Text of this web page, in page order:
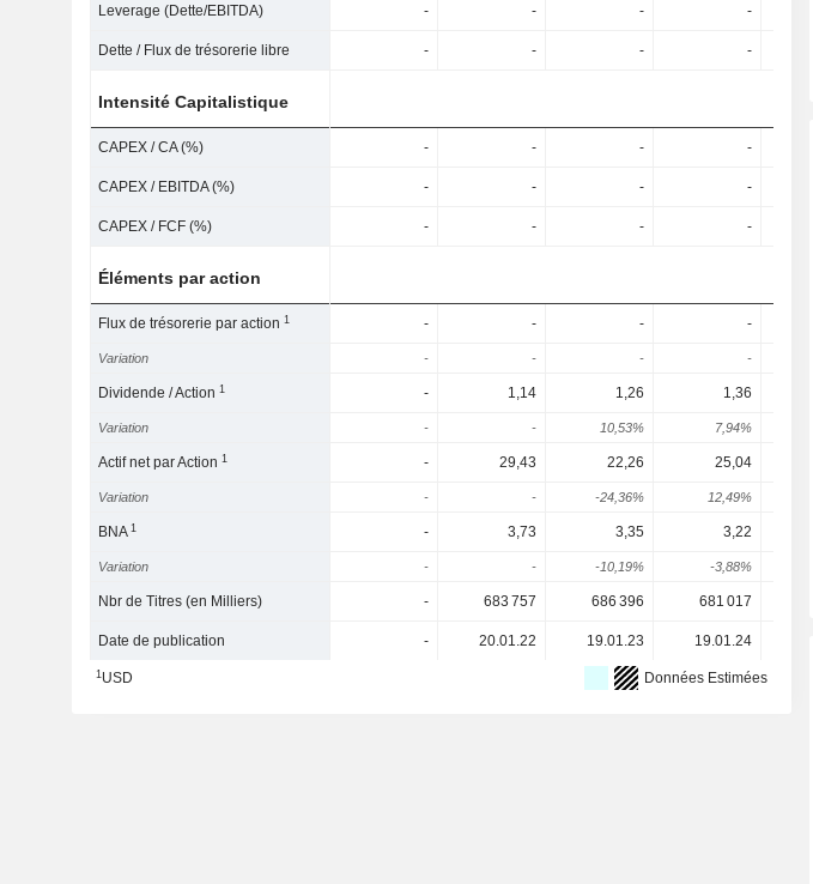
Leverage (Dette/EBITDA) - - - -
Dette / Flux de trésorerie libre - - - -
Intensité Capitalistique
CAPEX / CA (%) - - - -
CAPEX / EBITDA (%) - - - -
CAPEX / FCF (%) - - - -
Éléments par action
Flux de trésorerie par action1 - - - -
Variation - - - -
Dividende / Action1 - 1,14 1,26 1,36
Variation - - 10,53% 7,94%
Actif net par Action1 - 29,43 22,26 25,04
Variation - - -24,36% 12,49%
BNA1 - 3,73 3,35 3,22
Variation - - -10,19% -3,88%
Nbr de Titres (en Milliers) - 683 757 686 396 681 017
Date de publication - 20.01.22 19.01.23 19.01.24
1USD Données Estimées